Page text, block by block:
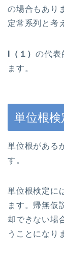
の場合もあり
定常系列と考
I（１）の代表
ます。
単位根検
単位根がある
す。
単位根検定に
ます。帰無仮
却できない場
うことになり